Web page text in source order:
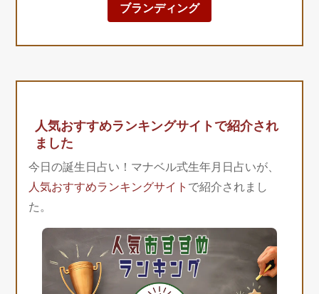
ブランディング
人気おすすめランキングサイトで紹介され
ました
今日の誕生日占い！マナベル式生年月日占いが、
人気おすすめランキングサイト で紹介されまし
た。